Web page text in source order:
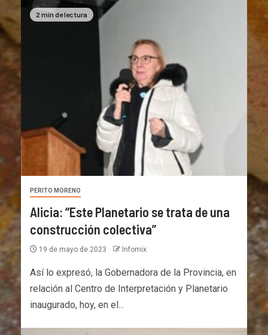
2 min de lectura
PERITO MORENO
Alicia: “Este Planetario se trata de una
construcción colectiva”
19 de mayo de 2023 Infomix
Así lo expresó, la Gobernadora de la Provincia, en
relación al Centro de Interpretación y Planetario
inaugurado, hoy, en el...